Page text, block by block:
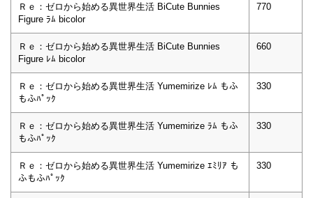
Ｒｅ：ゼロから始める異世界生活 BiCute Bunnies
Figure ﾗﾑ bicolor
770
Ｒｅ：ゼロから始める異世界生活 BiCute Bunnies
Figure ﾚﾑ bicolor
660
Ｒｅ：ゼロから始める異世界生活 Yumemirize ﾚﾑ もふ
もふﾊﾟｯｸ
330
Ｒｅ：ゼロから始める異世界生活 Yumemirize ﾗﾑ もふ
もふﾊﾟｯｸ
330
Ｒｅ：ゼロから始める異世界生活 Yumemirize ｴﾐﾘｱ も
ふもふﾊﾟｯｸ
330